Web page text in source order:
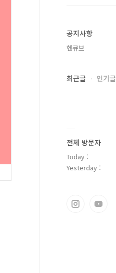
공지사항
헨큐브
최근글 인기글
전체 방문자
Today :
Yesterday :